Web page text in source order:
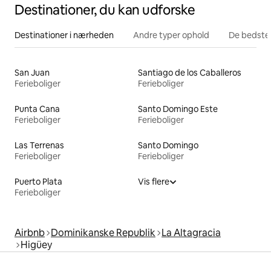
Destinationer, du kan udforske
Destinationer i nærheden Andre typer ophold De
San Juan
Ferieboliger
Santiago de los Caballeros
Ferieboliger
Punta Cana
Ferieboliger
Santo Domingo Este
Ferieboliger
Las Terrenas
Ferieboliger
Santo Domingo
Ferieboliger
Puerto Plata
Ferieboliger
Vis flere
Airbnb Dominikanske Republik La Altagracia
Higüey